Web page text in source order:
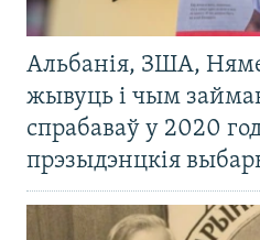
Альбанія, ЗША,
жывуць і чым
спрабаваў у 2020
прэзыдэнцкія